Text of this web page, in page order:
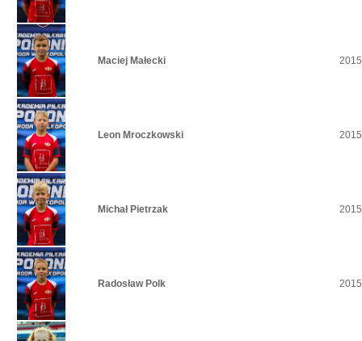
Maciej Małecki 2015
Leon Mroczkowski 2015
Michał Pietrzak 2015
Radosław Polk 2015